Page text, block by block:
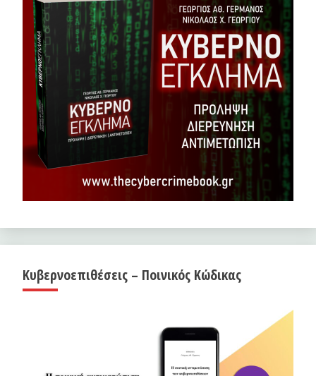
Κυβερνοεπιθέσεις – Ποινικός Κώδικας